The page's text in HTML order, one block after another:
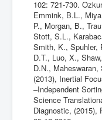
102: 721-730.
Emmink, B.L.,
P., Morgan, B.,
Stott, S.L.,
Smith, K., Spuhler,
D.T., Luo, X.,
D.N.,
(2013), Inertial
–Independent
Science
Diagnostic, (2015),